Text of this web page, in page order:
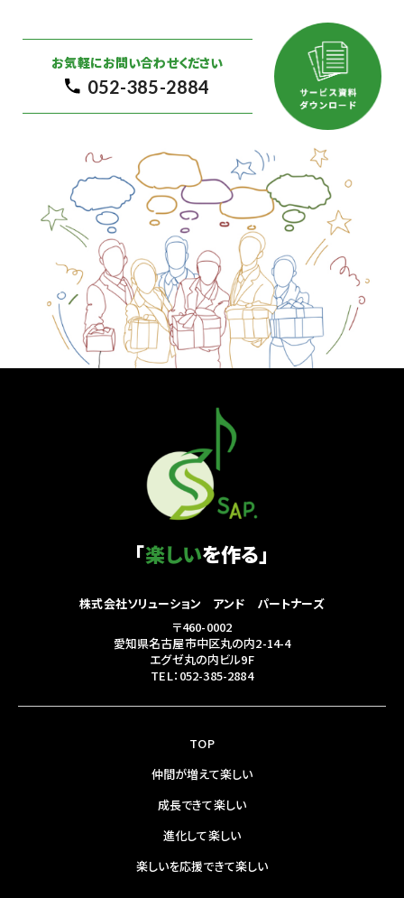
お気軽にお問い合わせください
052-385-2884
「楽しいを作る」
株式会社ソリューション アンド パートナーズ
〒460-0002
愛知県名古屋市中区丸の内2-14-4
エグゼ丸の内ビル9F
TEL：052-385-2884
TOP
仲間が増えて楽しい
成長できて楽しい
進化して楽しい
楽しいを応援できて楽しい